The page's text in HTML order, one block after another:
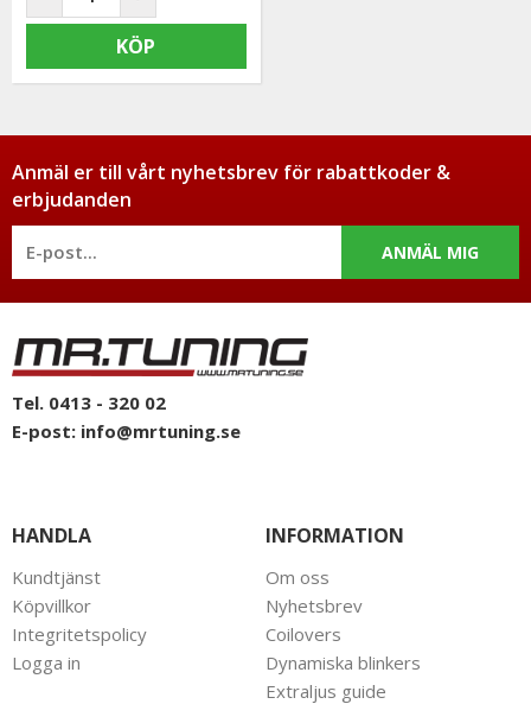
KÖP
Anmäl er till vårt nyhetsbrev för rabattkoder &
erbjudanden
ANMÄL MIG
Tel. 0413 - 320 02
E-post: info@mrtuning.se
HANDLA
Kundtjänst
Köpvillkor
Integritetspolicy
Logga in
INFORMATION
Om oss
Nyhetsbrev
Coilovers
Dynamiska blinkers
Extraljus guide